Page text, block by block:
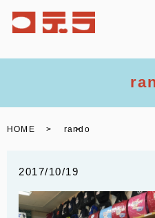
HOME rando
2017/10/19